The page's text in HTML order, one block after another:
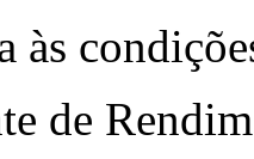
às
de